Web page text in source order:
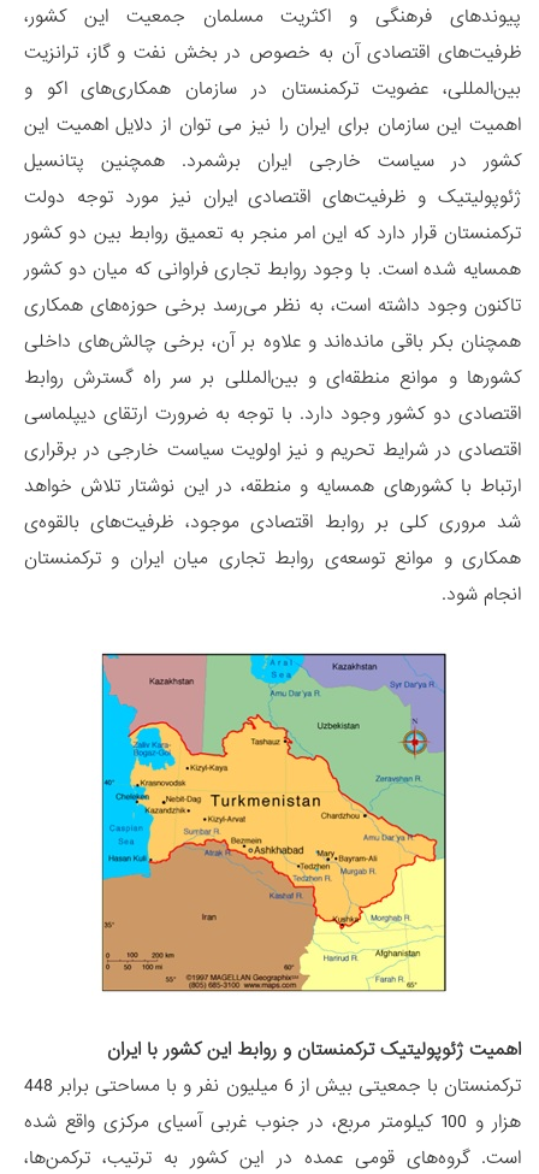
پیوندهای فرهنگی و اکثریت مسلمان جمعیت این کشور،
ظرفیت‌های اقتصادی آن به خصوص در بخش نفت و گاز، ترانزیت
بین‌المللی، عضویت ترکمنستان در سازمان همکاری‌های اکو و
اهمیت این سازمان برای ایران را نیز می توان از دلایل اهمیت این
کشور در سیاست خارجی ایران برشمرد. همچنین پتانسیل
ژئوپولیتیک و ظرفیت‌های اقتصادی ایران نیز مورد توجه دولت
ترکمنستان قرار دارد که این امر منجر به تعمیق روابط بین دو کشور
همسایه شده است. با وجود روابط تجاری فراوانی که میان دو کشور
تاکنون وجود داشته است، به نظر می‌رسد برخی حوزه‌های همکاری
همچنان بکر باقی مانده‌اند و علاوه بر آن، برخی چالش‌های داخلی
کشورها و موانع منطقه‌ای و بین‌المللی بر سر راه گسترش روابط
اقتصادی دو کشور وجود دارد. با توجه به ضرورت ارتقای دیپلماسی
اقتصادی در شرایط تحریم و نیز اولویت سیاست خارجی در برقراری
ارتباط با کشورهای همسایه و منطقه، در این نوشتار تلاش خواهد
شد مروری کلی بر روابط اقتصادی موجود، ظرفیت‌های بالقوه‌ی
همکاری و موانع توسعه‌ی روابط تجاری میان ایران و ترکمنستان
انجام شود.
اهمیت ژئوپولیتیک ترکمنستان و روابط این کشور با ایران
ترکمنستان با جمعیتی بیش از 6 میلیون نفر و با مساحتی برابر 448
هزار و 100 کیلومتر مربع، در جنوب غربی آسیای مرکزی واقع شده
است. گرو‌ه‌های قومی عمده در این کشور به ترتیب، ترکمن‌ها،